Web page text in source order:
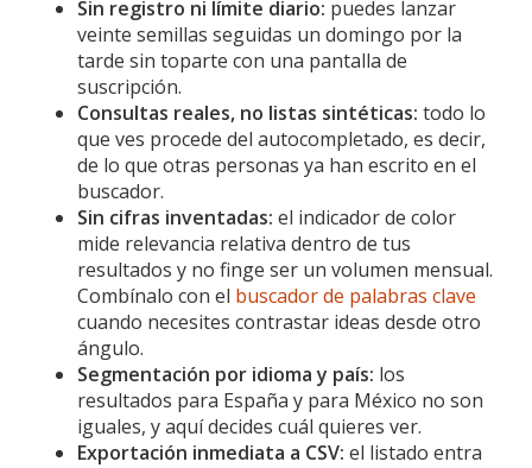
Sin registro ni límite diario: puedes lanzar
veinte semillas seguidas un domingo por la
tarde sin toparte con una pantalla de
suscripción.
Consultas reales, no listas sintéticas: todo lo
que ves procede del autocompletado, es decir,
de lo que otras personas ya han escrito en el
buscador.
Sin cifras inventadas: el indicador de color
mide relevancia relativa dentro de tus
resultados y no finge ser un volumen mensual.
Combínalo con el buscador de palabras clave
cuando necesites contrastar ideas desde otro
ángulo.
Segmentación por idioma y país: los
resultados para España y para México no son
iguales, y aquí decides cuál quieres ver.
Exportación inmediata a CSV: el listado entra